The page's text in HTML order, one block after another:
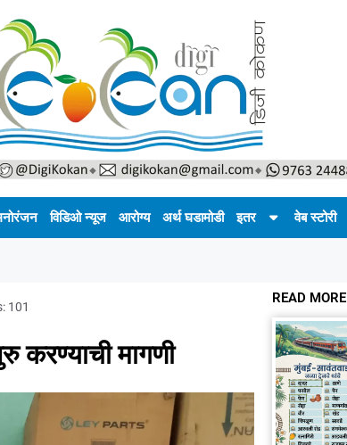
विडिओ न्यूज आरोग्य अर्थ घडामोडी इतर वेब स्टोरी
101
करण्याची मागणी
READ MORE